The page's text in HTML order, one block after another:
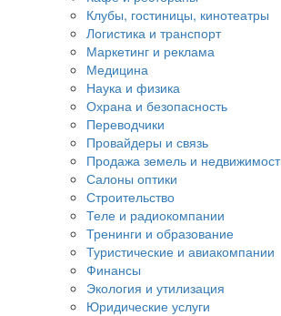
Клубы, гостиницы, кинотеатры
Логистика и транспорт
Маркетинг и реклама
Медицина
Наука и физика
Охрана и безопасность
Переводчики
Провайдеры и связь
Продажа земель и
Салоны оптики
Строительство
Теле и радиокомпании
Тренинги и образование
Туристические и авиакомпании
Финансы
Экология и утилизация
Юридические услуги